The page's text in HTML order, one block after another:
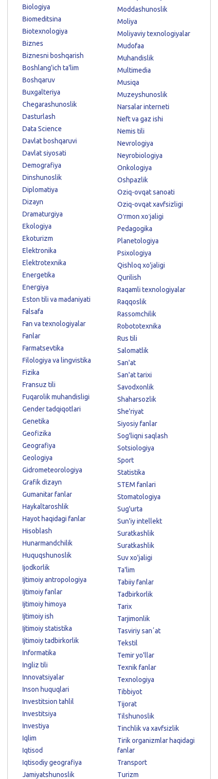
Biologiya
Biomeditsina
Biotexnologiya
Biznes
Biznesni boshqarish
Boshlang'ich ta'lim
Boshqaruv
Buxgalteriya
Chegarashunoslik
Dasturlash
Data Science
Davlat boshqaruvi
Davlat siyosati
Demografiya
Dinshunoslik
Diplomatiya
Dizayn
Dramaturgiya
Ekologiya
Ekoturizm
Elektronika
Elektrotexnika
Energetika
Energiya
Eston tili va madaniyati
Falsafa
Fan va texnologiyalar
Fanlar
Farmatsevtika
Filologiya va lingvistika
Fizika
Fransuz tili
Fuqarolik muhandisligi
Gender tadqiqotlari
Genetika
Geofizika
Geografiya
Geologiya
Gidrometeorologiya
Grafik dizayn
Gumanitar fanlar
Haykaltaroshlik
Hayot haqidagi fanlar
Hisoblash
Hunarmandchilik
Huquqshunoslik
Ijodkorlik
Ijtimoiy antropologiya
Ijtimoiy fanlar
Ijtimoiy himoya
Ijtimoiy ish
Ijtimoiy statistika
Ijtimoiy tadbirkorlik
Informatika
Ingliz tili
Innovatsiyalar
Inson huquqlari
Investitsion tahlil
Investitsiya
Investiya
Iqlim
Iqtisod
Iqtisodiy geografiya
Jamiyatshunoslik
Moddashunoslik
Moliya
Moliyaviy texnologiyalar
Mudofaa
Muhandislik
Multimedia
Musiqa
Muzeyshunoslik
Narsalar interneti
Neft va gaz ishi
Nemis tili
Nevrologiya
Neyrobiologiya
Onkologiya
Oshpazlik
Oziq-ovqat sanoati
Oziq-ovqat xavfsizligi
Oʻrmon xoʻjaligi
Pedagogika
Planetologiya
Psixologiya
Qishloq xo'jaligi
Qurilish
Raqamli texnologiyalar
Raqqoslik
Rassomchilik
Robototexnika
Rus tili
Salomatlik
San'at
San'at tarixi
Savodxonlik
Shaharsozlik
She'riyat
Siyosiy fanlar
Sog'liqni saqlash
Sotsiologiya
Sport
Statistika
STEM fanlari
Stomatologiya
Sug'urta
Sun'iy intellekt
Suratkashlik
Suratkashlik
Suv xo'jaligi
Ta'lim
Tabiiy fanlar
Tadbirkorlik
Tarix
Tarjimonlik
Tasviriy sanʼat
Tekstil
Temir yo'llar
Texnik fanlar
Texnologiya
Tibbiyot
Tijorat
Tilshunoslik
Tinchlik va xavfsizlik
Tirik organizmlar haqidagi
fanlar
Transport
Turizm